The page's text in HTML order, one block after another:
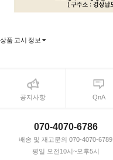
상품 고시 정보
공지사항 QnA
070-4070-6786
배송 및 재고문의 070-4070-6789
평일 오전10시~오후5시